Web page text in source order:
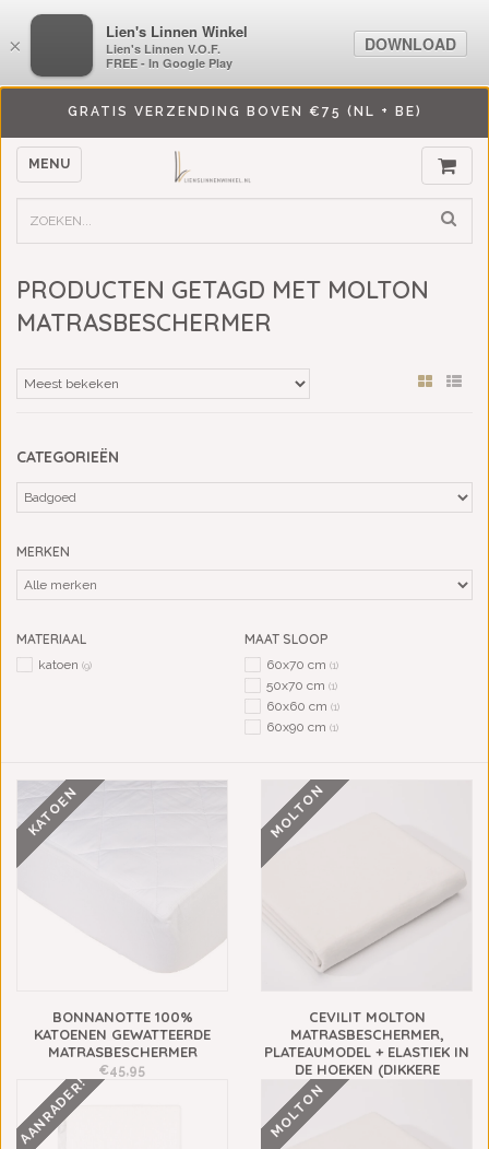
GRATIS VERZENDING BOVEN €75 (NL + BE)
MENU
PRODUCTEN GETAGD MET MOLTON
MATRASBESCHERMER
CATEGORIEËN
MERKEN
MATERIAAL
katoen (9)
MAAT SLOOP
60x70 cm (1)
50x70 cm (1)
60x60 cm (1)
60x90 cm (1)
KATOEN
BONNANOTTE 100%
KATOENEN GEWATTEERDE
MATRASBESCHERMER
€45,95
MOLTON
CEVILIT MOLTON
MATRASBESCHERMER,
PLATEAUMODEL + ELASTIEK IN
DE HOEKEN (DIKKERE
KWALITEIT)
AANRADER! MOLTON
×
LiensLinnenwinkel.nl
Lien's Linnen V.O.F.
FREE - In Google Play
DOWNLOAD
×
Lien's Linnen Winkel
Lien's Linnen V.O.F.
FREE - In Google Play
DOWNLOAD